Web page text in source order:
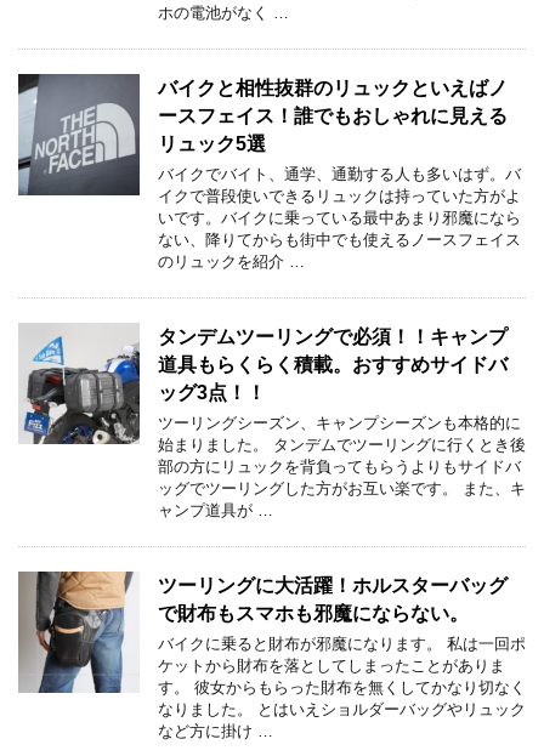
ホの電池がなく …
バイクと相性抜群のリュックといえばノ
ースフェイス！誰でもおしゃれに見える
リュック5選
バイクでバイト、通学、通勤する人も多いはず。バ
イクで普段使いできるリュックは持っていた方がよ
いです。バイクに乗っている最中あまり邪魔になら
ない、降りてからも街中でも使えるノースフェイス
のリュックを紹介 …
タンデムツーリングで必須！！キャンプ
道具もらくらく積載。おすすめサイドバ
ッグ3点！！
ツーリングシーズン、キャンプシーズンも本格的に
始まりました。 タンデムでツーリングに行くとき後
部の方にリュックを背負ってもらうよりもサイドバ
ッグでツーリングした方がお互い楽です。 また、キ
ャンプ道具が …
ツーリングに大活躍！ホルスターバッグ
で財布もスマホも邪魔にならない。
バイクに乗ると財布が邪魔になります。 私は一回ポ
ケットから財布を落としてしまったことがありま
す。 彼女からもらった財布を無くしてかなり切なく
なりました。 とはいえショルダーバッグやリュック
など方に掛け …